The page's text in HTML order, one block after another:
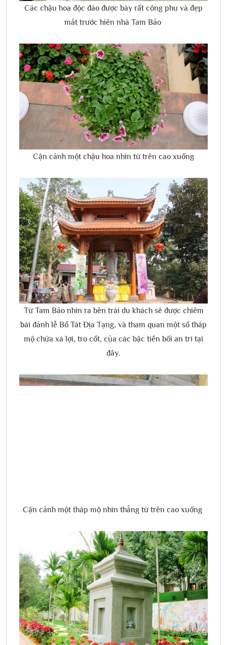
Các chậu hoa độc đáo được bày rất công phu và đẹp
mắt trước hiên nhà Tam Bảo
Cận cảnh một chậu hoa nhìn từ trên cao xuống
Từ Tam Bảo nhìn ra bên trái du khách sẽ được chiêm
bái đảnh lễ Bồ Tát Địa Tạng, và tham quan một số tháp
mộ chứa xá lợi, tro cốt, của các bậc tiền bối an trí tại
đây.
Cận cảnh một tháp mộ nhìn thẳng từ trên cao xuống